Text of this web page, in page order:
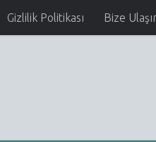
Gizlilik Politikası Bize